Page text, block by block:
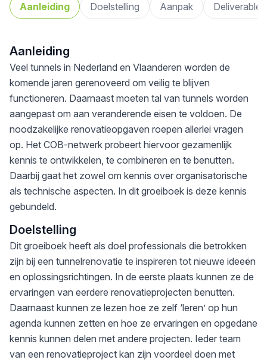
Aanleiding Doelstelling Aanpak Deliverables
Aanleiding
Veel tunnels in Nederland en Vlaanderen worden de
komende jaren gerenoveerd om veilig te blijven
functioneren. Daarnaast moeten tal van tunnels worden
aangepast om aan veranderende eisen te voldoen. De
noodzakelijke renovatieopgaven roepen allerlei vragen
op. Het COB-netwerk probeert hiervoor gezamenlijk
kennis te ontwikkelen, te combineren en te benutten.
Daarbij gaat het zowel om kennis over organisatorische
als technische aspecten. In dit groeiboek is deze kennis
gebundeld.
Doelstelling
Dit groeiboek heeft als doel professionals die betrokken
zijn bij een tunnelrenovatie te inspireren tot nieuwe ideeën
en oplossingsrichtingen. In de eerste plaats kunnen ze de
ervaringen van eerdere renovatieprojecten benutten.
Daarnaast kunnen ze lezen hoe ze zelf ‘leren’ op hun
agenda kunnen zetten en hoe ze ervaringen en opgedane
kennis kunnen delen met andere projecten. Ieder team
van een renovatieproject kan zijn voordeel doen met